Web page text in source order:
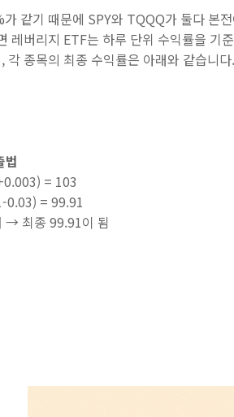
같기 때문에 SPY와 TQQQ가 둘다 본
레버리지 ETF는 하루 단위 수익률을 기
각 종목의 최종 수익률은 아래와 같습니다.
법
= 103
0.03) = 99.91
→ 최종 99.91이 됨